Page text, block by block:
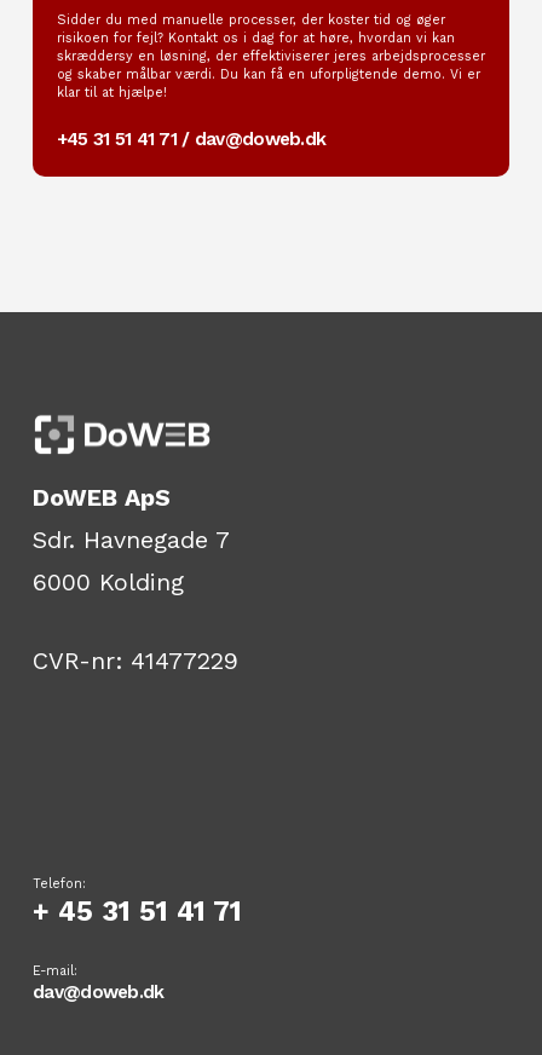
Sidder du med manuelle processer, der koster tid og øger
risikoen for fejl? Kontakt os i dag for at høre, hvordan vi kan
skræddersy en løsning, der effektiviserer jeres arbejdsprocesser
og skaber målbar værdi. Du kan få en uforpligtende demo. Vi er
klar til at hjælpe!
+45 31 51 41 71 / dav@doweb.dk
DoWEB ApS
Sdr. Havnegade 7
6000 Kolding
CVR-nr: 41477229
Telefon:
+ 45 31 51 41 71
E-mail:
dav@doweb.dk